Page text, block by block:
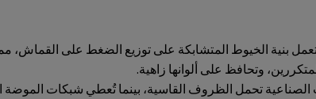
تعمل بنية الخيوط المتشابكة على توزيع الضغط على
وتحافظ على ألوانها زاهية.
الصناعية تحمل الظروف القاسية، بينما تُعطي شبكات